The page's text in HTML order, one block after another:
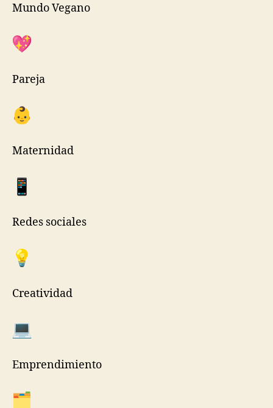
Mundo Vegano
Pareja
Maternidad
Redes sociales
Creatividad
Emprendimiento